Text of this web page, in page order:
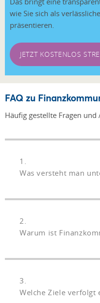
wie Sie sich als
präsentieren.
JETZT KOSTENLOS
FAQ zu
Häufig gestellte Fragen
1.
Was versteht man
2.
Warum ist
3.
Welche Ziele verfolgt